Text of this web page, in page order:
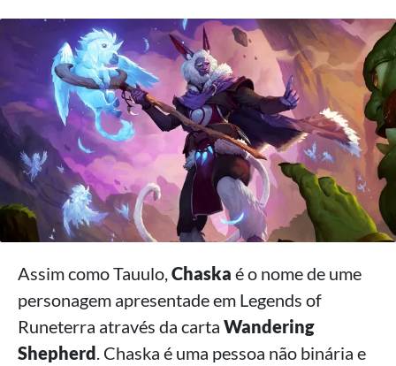
Assim como Tauulo, Chaska é o nome de ume
personagem apresentade em Legends of
Runeterra através da carta Wandering
Shepherd . Chaska é uma pessoa não binária e